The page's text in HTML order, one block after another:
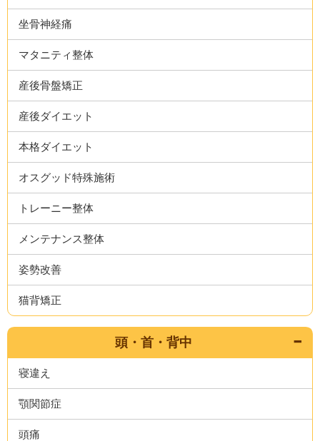
坐骨神経痛
マタニティ整体
産後骨盤矯正
産後ダイエット
本格ダイエット
オスグッド特殊施術
トレーニー整体
メンテナンス整体
姿勢改善
猫背矯正
頭・首・背中
寝違え
顎関節症
頭痛